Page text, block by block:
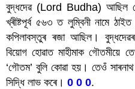
বুদ্ধদেৱ (Lord Budha) আছিল
খ্ৰীষ্টপূৰ্ব ৫৬৩ ত লুম্বিনী নামে
কপিলাবস্তুৰ ৰজা আছিল।
বিয়োগ হোৱাত মাহীমাক গৌতমীয়ে
‘গৌতম’ বুলি কোৱা হয়। তেওঁ
সিদ্ধি লাভ কৰে। 0 0 0.